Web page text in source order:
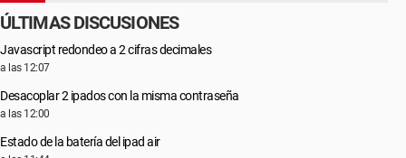
ÚLTIMAS DISCUSIONES
Javascript redondeo a 2 cifras decimales
a las 12:07
Desacoplar 2 ipados con la misma contraseña
a las 12:00
Estado de la batería del ipad air